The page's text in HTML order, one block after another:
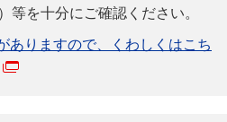
等を十分にご確認ください。
ありますので、くわしくはこち